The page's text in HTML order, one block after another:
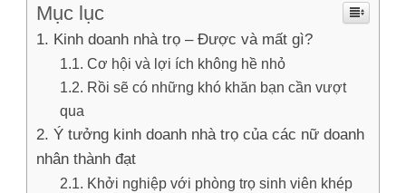
Mục lục
Kinh doanh nhà trọ – Được và mất gì?
Cơ hội và lợi ích không hề nhỏ
Rồi sẽ có những khó khăn bạn cần vượt
qua
Ý tưởng kinh doanh nhà trọ của các nữ doanh
nhân thành đạt
Khởi nghiệp với phòng trọ sinh viên khép